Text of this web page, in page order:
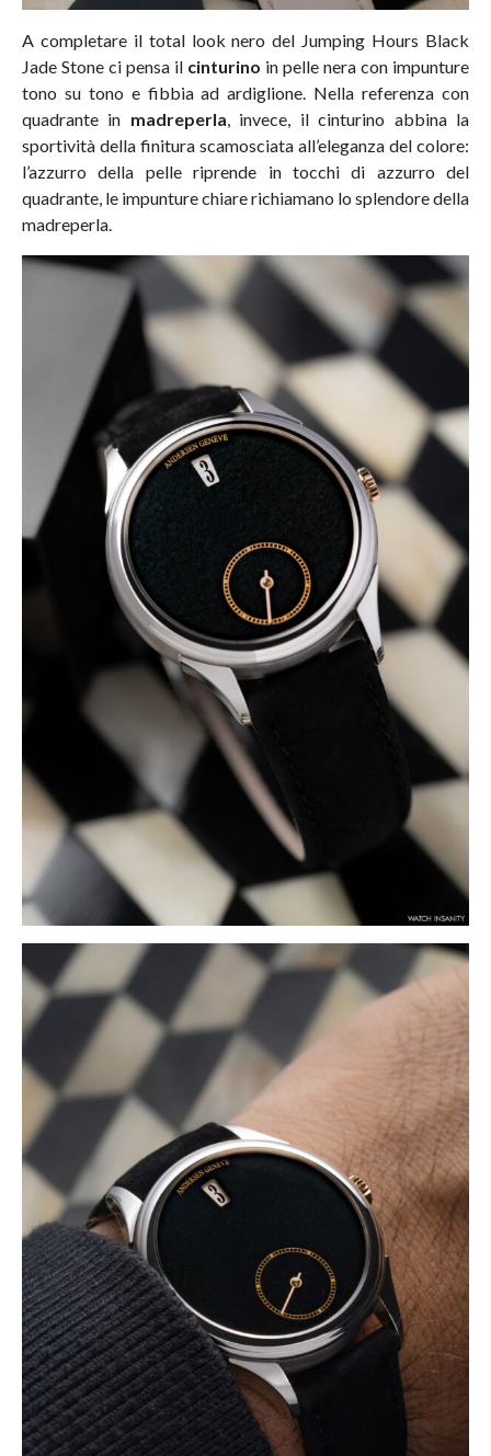
A completare il total look nero del Jumping Hours Black
Jade Stone ci pensa il cinturino in pelle nera con impunture
tono su tono e fibbia ad ardiglione. Nella referenza con
quadrante in madreperla, invece, il cinturino abbina la
sportività della finitura scamosciata all’eleganza del colore:
l’azzurro della pelle riprende in tocchi di azzurro del
quadrante, le impunture chiare richiamano lo splendore della
madreperla.